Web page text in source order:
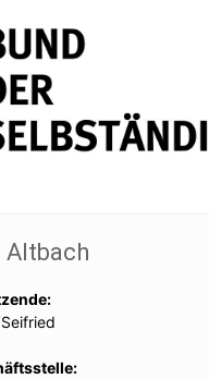
Altbach